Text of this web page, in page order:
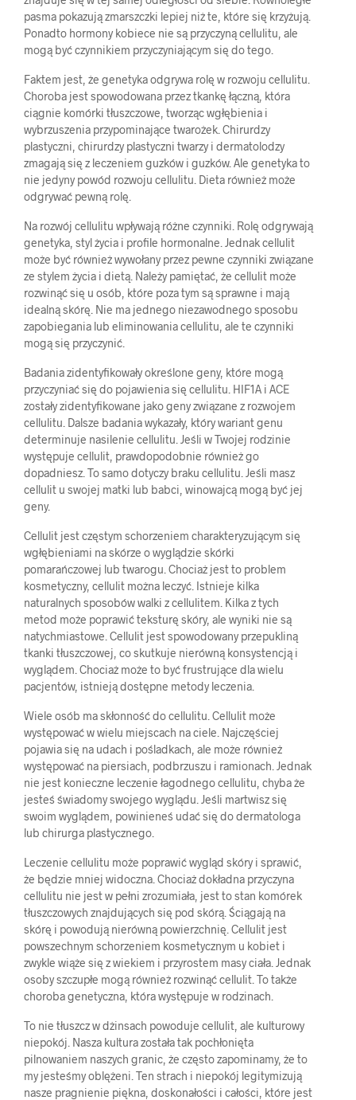
pasma pokazują zmarszczki lepiej niż te, które się krzyżują.
Ponadto hormony kobiece nie są przyczyną cellulitu, ale
mogą być czynnikiem przyczyniającym się do tego.
Faktem jest, że genetyka odgrywa rolę w rozwoju cellulitu.
Choroba jest spowodowana przez tkankę łączną, która
ciągnie komórki tłuszczowe, tworząc wgłębienia i
wybrzuszenia przypominające twarożek. Chirurdzy
plastyczni, chirurdzy plastyczni twarzy i dermatolodzy
zmagają się z leczeniem guzków i guzków. Ale genetyka to
nie jedyny powód rozwoju cellulitu. Dieta również może
odgrywać pewną rolę.
Na rozwój cellulitu wpływają różne czynniki. Rolę odgrywają
genetyka, styl życia i profile hormonalne. Jednak cellulit
może być również wywołany przez pewne czynniki związane
ze stylem życia i dietą. Należy pamiętać, że cellulit może
rozwinąć się u osób, które poza tym są sprawne i mają
idealną skórę. Nie ma jednego niezawodnego sposobu
zapobiegania lub eliminowania cellulitu, ale te czynniki
mogą się przyczynić.
Badania zidentyfikowały określone geny, które mogą
przyczyniać się do pojawienia się cellulitu. HIF1A i ACE
zostały zidentyfikowane jako geny związane z rozwojem
cellulitu. Dalsze badania wykazały, który wariant genu
determinuje nasilenie cellulitu. Jeśli w Twojej rodzinie
występuje cellulit, prawdopodobnie również go
dopadniesz. To samo dotyczy braku cellulitu. Jeśli masz
cellulit u swojej matki lub babci, winowajcą mogą być jej
geny.
Cellulit jest częstym schorzeniem charakteryzującym się
wgłębieniami na skórze o wyglądzie skórki
pomarańczowej lub twarogu. Chociaż jest to problem
kosmetyczny, cellulit można leczyć. Istnieje kilka
naturalnych sposobów walki z cellulitem. Kilka z tych
metod może poprawić teksturę skóry, ale wyniki nie są
natychmiastowe. Cellulit jest spowodowany przepukliną
tkanki tłuszczowej, co skutkuje nierówną konsystencją i
wyglądem. Chociaż może to być frustrujące dla wielu
pacjentów, istnieją dostępne metody leczenia.
Wiele osób ma skłonność do cellulitu. Cellulit może
występować w wielu miejscach na ciele. Najczęściej
pojawia się na udach i pośladkach, ale może również
występować na piersiach, podbrzuszu i ramionach. Jednak
nie jest konieczne leczenie łagodnego cellulitu, chyba że
jesteś świadomy swojego wyglądu. Jeśli martwisz się
swoim wyglądem, powinieneś udać się do dermatologa
lub chirurga plastycznego.
Leczenie cellulitu może poprawić wygląd skóry i sprawić,
że będzie mniej widoczna. Chociaż dokładna przyczyna
cellulitu nie jest w pełni zrozumiała, jest to stan komórek
tłuszczowych znajdujących się pod skórą. Ściągają na
skórę i powodują nierówną powierzchnię. Cellulit jest
powszechnym schorzeniem kosmetycznym u kobiet i
zwykle wiąże się z wiekiem i przyrostem masy ciała. Jednak
osoby szczupłe mogą również rozwinąć cellulit. To także
choroba genetyczna, która występuje w rodzinach.
To nie tłuszcz w dżinsach powoduje cellulit, ale kulturowy
niepokój. Nasza kultura została tak pochłonięta
pilnowaniem naszych granic, że często zapominamy, że to
my jesteśmy oblężeni. Ten strach i niepokój legitymizują
nasze pragnienie piękna, doskonałości i całości, które jest